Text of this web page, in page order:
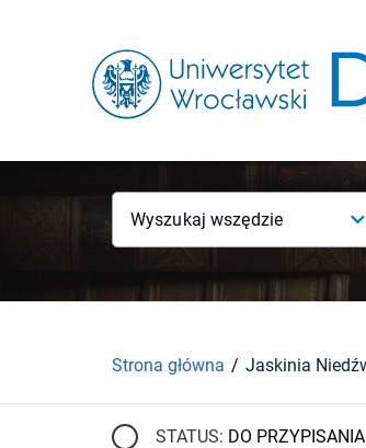
Wyszukaj wszędzie
Strona główna
STATUS: DO PRZYPISANIA